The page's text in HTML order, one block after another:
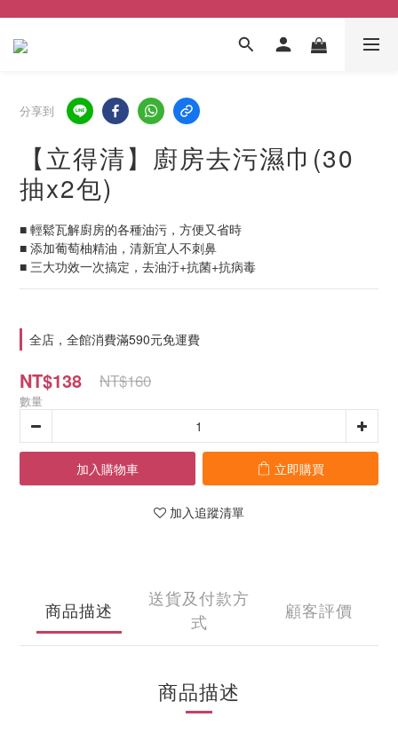
分享到
【立得清】廚房去污濕巾(30
抽x2包)
■ 輕鬆瓦解廚房的各種油污，方便又省時
■ 添加葡萄柚精油，清新宜人不刺鼻
■ 三大功效一次搞定，去油汙+抗菌+抗病毒
全店，全館消費滿590元免運費
NT$138 NT$160
數量
加入購物車 立即購買
加入追蹤清單
商品描述
送貨及付款方
式
顧客評價
商品描述